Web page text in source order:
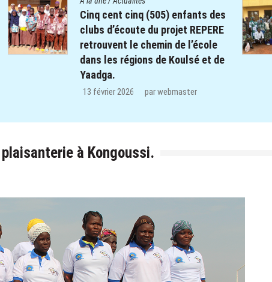
Assemblée Générale des Clubs
d’Ecoute et de Dialogue du
Centre Diocésain de
Communication Notre-Dame du
Sahel : Un temps de bilan,
d’engagement et de renouveau.
à Kongoussi.